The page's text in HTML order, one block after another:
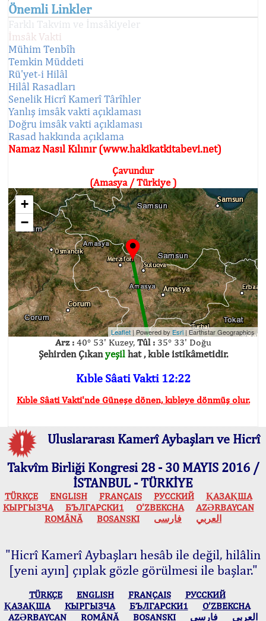
Önemli Linkler
Farklı Takvim ve İmsâkiyeler
İmsâk Vakti
Mühim Tenbîh
Temkin Müddeti
Rü'yet-i Hilâl
Hilâl Rasadları
Senelik Hicrî Kamerî Târîhler
Yanlış imsâk vakti açıklaması
Doğru imsâk vakti açıklaması
Rasad hakkında açıklama
Namaz Nasıl Kılınır (www.hakikatkitabevi.net)
Çavundur
(Amasya / Türkiye )
+
−
Leaflet | Powered by Esri | Earthstar Geographics
Arz :40° 53' Kuzey, Tûl :35° 33' Doğu
Şehirden Çıkanyeşilhat , kıble istikâmetidir.
Kıble Sâati Vakti 12:22
Kıble Sâati Vakti'nde Güneşe dönen, kıbleye dönmüş olur.
Uluslararası Kamerî Aybaşları ve Hicrî
Takvîm Birliği Kongresi 28 - 30 MAYIS 2016 /
İSTANBUL - TÜRKİYE
TÜRKÇE ENGLISH FRANÇAIS РУССКИЙ
ҚАЗАҚША
КЫPГЫЗЧA
БЪЛГАРСКИ1 O’ZBEKCHA
AZӘRBAYCAN
ROMÂNĂ
BOSANSKI العربي فارسی
"Hicrî Kamerî Aybaşları hesâb ile değil, hilâlin
[yeni ayın] çıplak gözle görülmesi ile başlar."
TÜRKÇE ENGLISH FRANÇAIS
РУССКИЙ
ҚАЗАҚША
КЫPГЫЗЧA БЪЛГАРСКИ1
O’ZBEKCHA
AZӘRBAYCAN
ROMÂNĂ BOSANSKI العربي فارسی